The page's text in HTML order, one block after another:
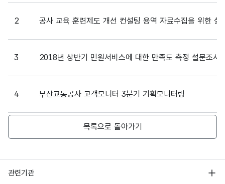
2 공사 교육 훈련제도 개선 컨설팅 용역 자료수집을 위한 설
3 2018년 상반기 민원서비스에 대한 만족도 측정 설문조사
4 부산교통공사 고객모니터 3분기 기획모니터링
공사 중장기경영계획 수립을 위한 직원 설문조사
목록으로 돌아가기
관련기관
행정안전부